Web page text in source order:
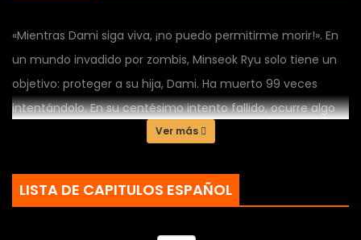
«Mientras Dami siga viva, ¡no puedo permitirme morir!». En
un mundo invadido por zombis, Minseok Ryu solo tiene un
objetivo: proteger a su hija, Dami. Ha muerto 99 veces
intentándolo. En su centésimo intento fallido, ocurre algo
imposible: revive... como zombi. Ahora, armado con
inquebrantable, Minseok debe luchar contra el apocalipsis
para garantizar la supervivencia de Dami. ¡Una historia
Ver más
LISTA DE CAPITULOS ESPAÑOL